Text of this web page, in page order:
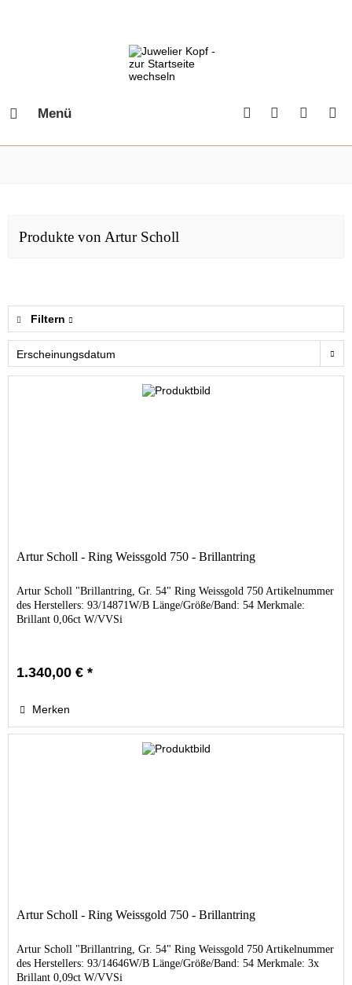
Menü
Produkte von Artur Scholl
Filtern
Artur Scholl - Ring Weissgold 750 - Brillantring
Artur Scholl "Brillantring, Gr. 54" Ring Weissgold 750 Artikelnummer
des Herstellers: 93/14871W/B Länge/Größe/Band: 54 Merkmale:
Brillant 0,06ct W/VVSi
1.340,00 € *
Merken
Artur Scholl - Ring Weissgold 750 - Brillantring
Artur Scholl "Brillantring, Gr. 54" Ring Weissgold 750 Artikelnummer
des Herstellers: 93/14646W/B Länge/Größe/Band: 54 Merkmale: 3x
Brillant 0,09ct W/VVSi